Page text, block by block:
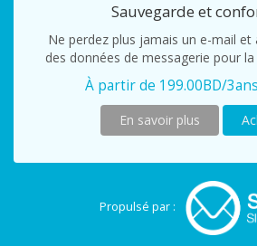
Sauvegarde et
Ne perdez plus jamais un e-mail et
des données de messagerie pour
À partir de 199.00BD/
En savoir plus
Propulsé par :